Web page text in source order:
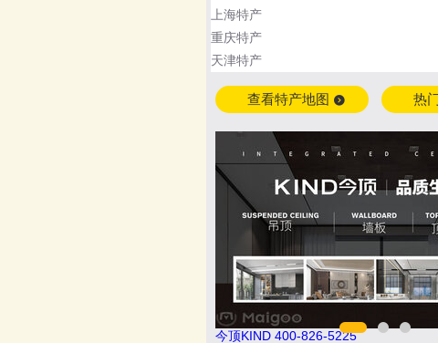
上海特产
重庆特产
天津特产
查看特产地图 热
悍马HORSE 400-012-6012